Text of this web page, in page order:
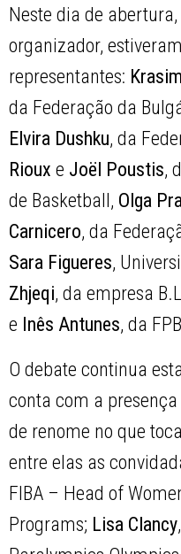
Neste dia de
organizador,
representantes:
da Federação da
Elvira Dushku, da
Rioux e Joël Poustis,
de Basketball, Olga
Carnicero, da
Sara Figueres,
Zhjeqi, da empresa
e Inês Antunes, da
O debate continua
conta com a
de renome no que
entre elas as
FIBA – Head of
Programs; Lisa Clancy